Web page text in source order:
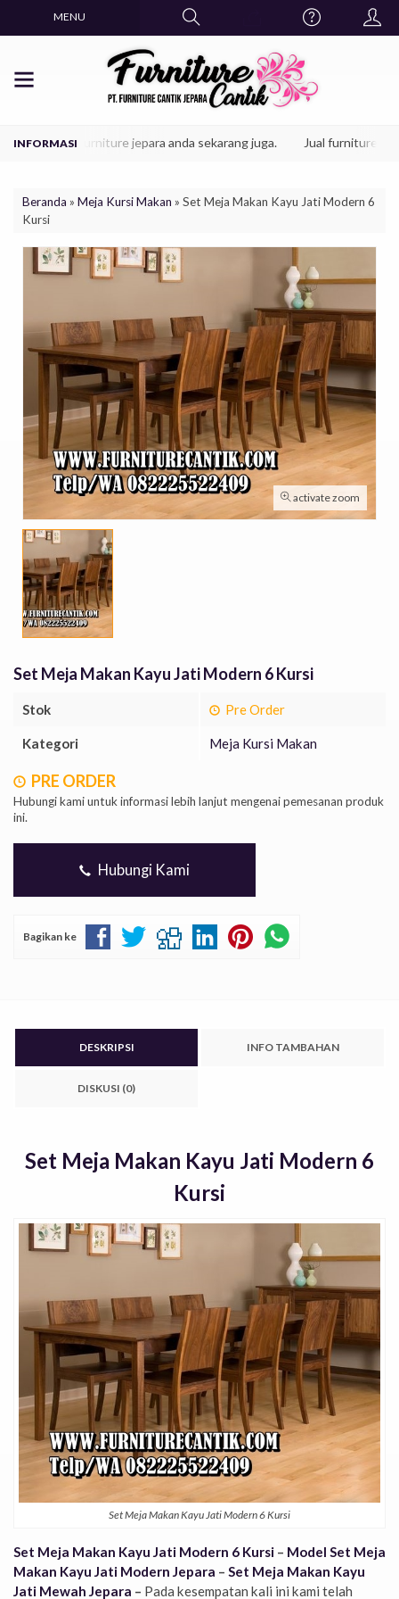
MENU
mebel furniture jepara anda sekarang juga. Jual furniture
Beranda » Meja Kursi Makan » Set Meja Makan Kayu Jati Modern 6
Kursi
activate zoom
Set Meja Makan Kayu Jati Modern 6 Kursi
Stok Pre Order
Kategori Meja Kursi Makan
PRE ORDER
Hubungi kami untuk informasi lebih lanjut mengenai pemesanan produk
ini.
Hubungi Kami
Bagikan ke
DESKRIPSI INFO TAMBAHAN
DISKUSI (0)
Set Meja Makan Kayu Jati Modern 6
Kursi
Set Meja Makan Kayu Jati Modern 6 Kursi
Set Meja Makan Kayu Jati Modern 6 Kursi – Model Set Meja
Makan Kayu Jati Modern Jepara – Set Meja Makan Kayu
Jati Mewah Jepara – Pada kesempatan kali ini kami telah